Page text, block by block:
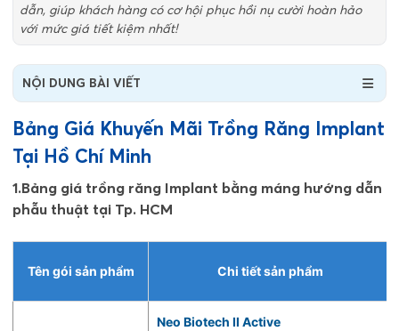
dẫn, giúp khách hàng có cơ hội phục hồi nụ cười hoàn hảo
với mức giá tiết kiệm nhất!
NỘI DUNG BÀI VIẾT
Bảng Giá Khuyến Mãi Trồng Răng Implant
Tại Hồ Chí Minh
1.Bảng giá trồng răng Implant bằng máng hướng dẫn
phẫu thuật tại Tp. HCM
Tên gói sản phẩm Chi tiết sản phẩm
Neo Biotech II Active